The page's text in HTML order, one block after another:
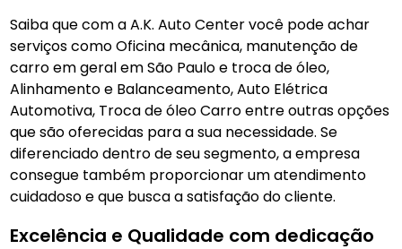
Saiba que com a A.K. Auto Center você pode achar
serviços como Oficina mecânica, manutenção de
carro em geral em São Paulo e troca de óleo,
Alinhamento e Balanceamento, Auto Elétrica
Automotiva, Troca de óleo Carro entre outras opções
que são oferecidas para a sua necessidade. Se
diferenciado dentro de seu segmento, a empresa
consegue também proporcionar um atendimento
cuidadoso e que busca a satisfação do cliente.
Excelência e Qualidade com dedicação